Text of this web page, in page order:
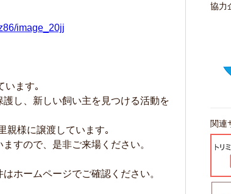
image_20jj
います｡
し、新しい飼い主を見つける活動を
親様に譲渡しています｡
すので、是非ご来場ください。
ホームページでご確認ください。
協力
関連